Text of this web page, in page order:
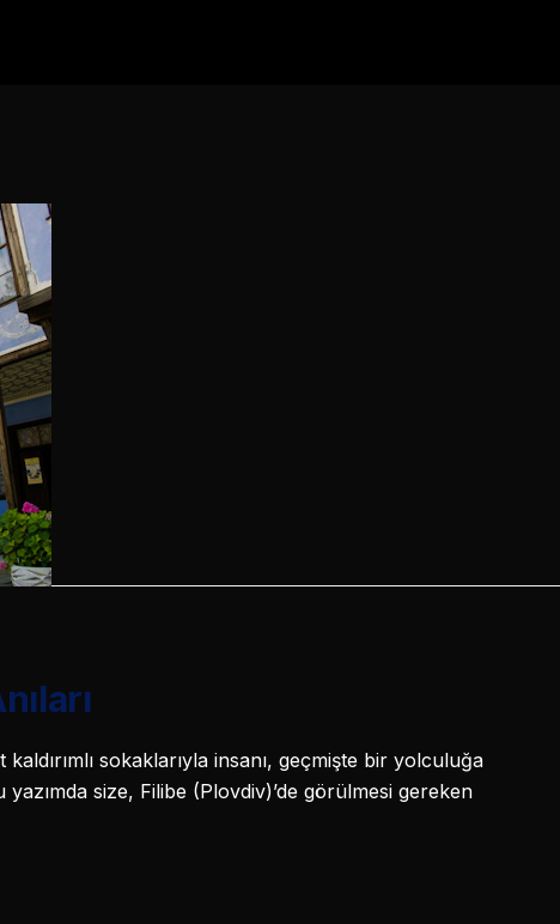
sokaklarıyla insanı, geçmişte bir yolculuğa
size, Filibe (Plovdiv)’de görülmesi gereken